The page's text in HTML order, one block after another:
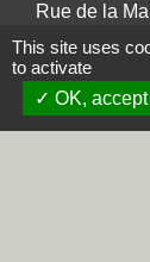
Rue de la
59380
+33 3 28 62
This site uses
to activate
OK, accept